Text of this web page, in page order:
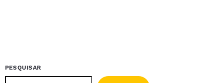
PESQUISAR